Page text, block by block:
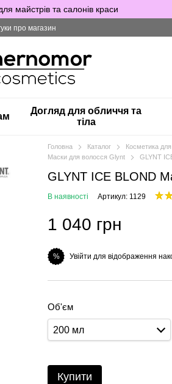
майстрів та салонів краси
про магазин
Догляд для обличчя та
тіла
Головна Каталог Косметика
Маски для волосся Glynt
GLYNT
GLYNT ICE BLOND
В наявності Артикул: 1129
1 040 грн
% Увійти для відображення
Об'єм
200 мл
Купити